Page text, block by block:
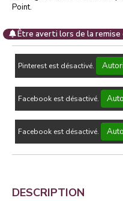
Point.
Être averti lors de la remise
Pinterest est désactivé.
Facebook est désactivé.
Facebook est désactivé.
DESCRIPTION